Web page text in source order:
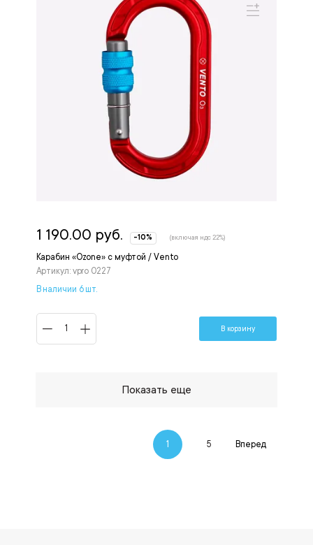
Карабин «Ozone» с муфтой / Vento
Артикул: vpro 0227
1 190.00 руб. -10% (включая ндс 22%)
В наличии 6 шт.
В корзину
Показать еще
1 5 Вперед